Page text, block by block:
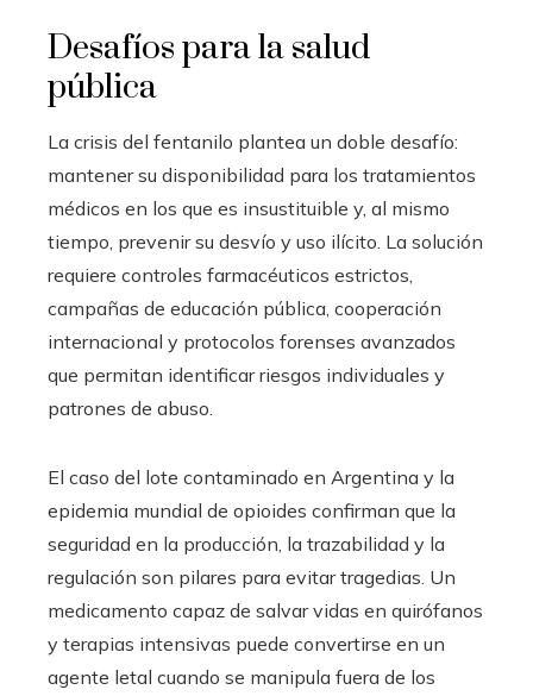
Desafíos para la salud
pública
La crisis del fentanilo plantea un doble desafío:
mantener su disponibilidad para los tratamientos
médicos en los que es insustituible y, al mismo
tiempo, prevenir su desvío y uso ilícito. La solución
requiere controles farmacéuticos estrictos,
campañas de educación pública, cooperación
internacional y protocolos forenses avanzados
que permitan identificar riesgos individuales y
patrones de abuso.
El caso del lote contaminado en Argentina y la
epidemia mundial de opioides confirman que la
seguridad en la producción, la trazabilidad y la
regulación son pilares para evitar tragedias. Un
medicamento capaz de salvar vidas en quirófanos
y terapias intensivas puede convertirse en un
agente letal cuando se manipula fuera de los